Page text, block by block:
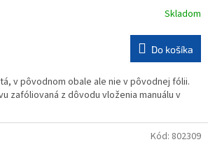
Skladom
Do košíka
v pôvodnom obale ale nie v pôvodnej fólii.
zafóliovaná z dôvodu vloženia manuálu v
Kód: 802309